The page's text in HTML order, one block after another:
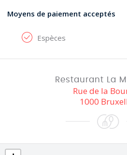
Moyens de paiement acceptés
Espèces
Restaurant La
Rue de la
1000